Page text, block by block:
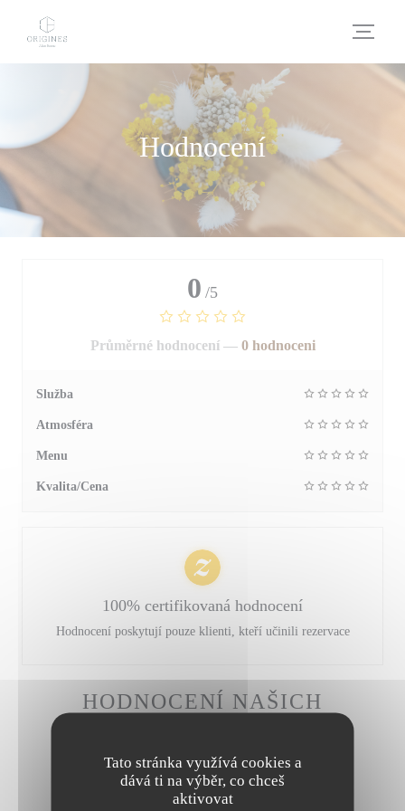
Tato stránka využívá cookies a
dává ti na výběr, co chceš
aktivovat
Hodnocení
HODNOCENÍ NAŠICH
1
0 /5
Průměrné hodnocení — 0 hodnoceni
Služba
Atmosféra
Menu
Kvalita/Cena
100% certifikovaná hodnocení
Hodnocení poskytují pouze klienti, kteří učinili rezervace